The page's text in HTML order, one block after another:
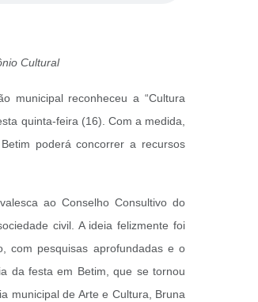
Cultural
municipal reconheceu a “Cultura
quinta-feira (16). Com a medida,
poderá concorrer a recursos
ao Conselho Consultivo do
civil. A ideia felizmente foi
com pesquisas aprofundadas e o
da festa em Betim, que se tornou
municipal de Arte e Cultura, Bruna